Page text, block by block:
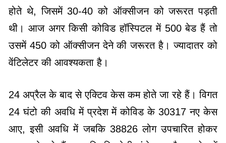
होते थे, जिसमें 30-40 को ऑक्सीजन को जरूरत पड़ती
थी। आज अगर किसी कोविड हॉस्पिटल में 500 बेड हैं तो
उसमें 450 को ऑक्सीजन देने की जरूरत है। ज्यादातर को
वेंटिलेटर की आवश्यकता है।
24 अप्रैल के बाद से एक्टिव केस कम होते जा रहे हैं। विगत
24 घंटो की अवधि में प्रदेश में कोविड के 30317 नए केस
आए, इसी अवधि में जबकि 38826 लोग उपचारित होकर